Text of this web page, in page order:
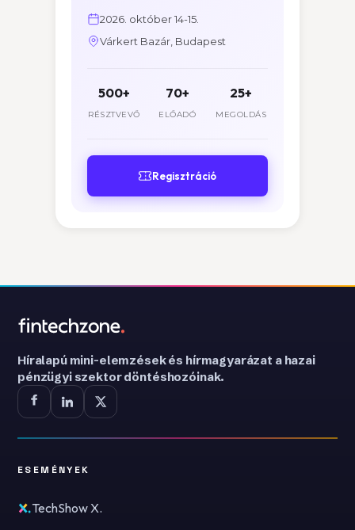
2026. október 14-15.
Várkert Bazár, Budapest
500+
RÉSZTVEVŐ
70+
ELŐADÓ
25+
MEGOLDÁS
Regisztráció
Híralapú mini-elemzések és hírmagyarázat a hazai
pénzügyi szektor döntéshozóinak.
ESEMÉNYEK
TechShow X.